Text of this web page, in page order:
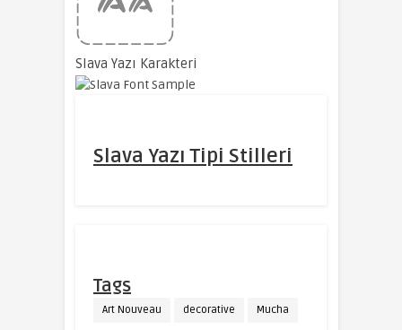
Slava Yazı Karakteri
Slava Yazı Tipi Stilleri
Tags
Art Nouveau decorative Mucha